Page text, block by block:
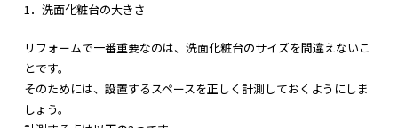
1．洗面化粧台の大きさ
リフォームで一番重要なのは、洗面化粧台のサイズを間違えないこ
とです。
そのためには、設置するスペースを正しく計測しておくようにしま
しょう。